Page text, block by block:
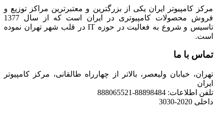
مرکز کامپیوتر ایران یکی از بزرگترین و معتبرترین مراکز توزیع و
فروش محصولات کامپیوتری در ایران است که از سال 1377
تاسیس و شروع به فعالیت در حوزه IT در قلب شهر تهران نموده
است.
تماس با ما
تهران، خیابان ولیعصر، بالاتر از چهارراه طالقانی، مرکز کامپیوتر
ایران
تلفن اطلاعات: 88898484-888065521
داخلی 2020-3030